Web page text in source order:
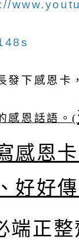
發下感恩卡
感恩話語。(
感恩
好好
端正整